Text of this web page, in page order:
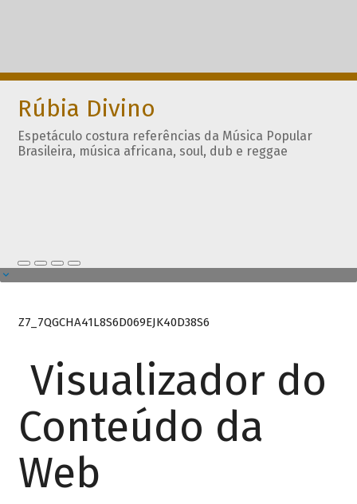
Rúbia Divino
Espetáculo costura referências da Música Popular
Brasileira, música africana, soul, dub e reggae
Z7_7QGCHA41L8S6D069EJK40D38S6
Visualizador do
Conteúdo da
Web